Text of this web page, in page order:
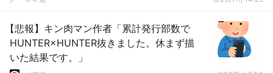
【悲報】キン肉マン作者「累計発行部数で
HUNTER×HUNTER抜きました。休まず描
いた結果です。」